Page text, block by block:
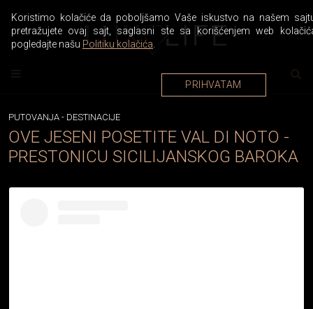
PUTOVANJA - DESTINACIJE
OVE JESENI POSETITE VAL DI NOTO -
PRESTONICU SICILIJANSKOG BAROKA
Koristimo kolačiće da poboljšamo Vaše iskustvo na našem
pretražujete ovaj sajt, saglasni ste sa korišćenjem web
pogledajte našu Politiku kolačića
PRIHVATAM